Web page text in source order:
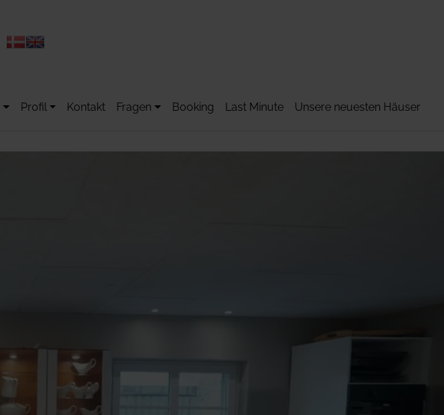
Profil Kontakt Fragen Booking Last Minute Unsere neuesten Häuser